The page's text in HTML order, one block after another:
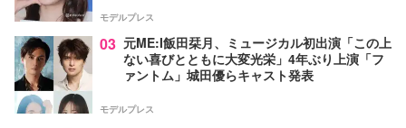
モデルプレス
03 元ME:I飯田栞月、ミュージカル初出演「この上
ない喜びとともに大変光栄」4年ぶり上演「フ
ァントム」城田優らキャスト発表
モデルプレス